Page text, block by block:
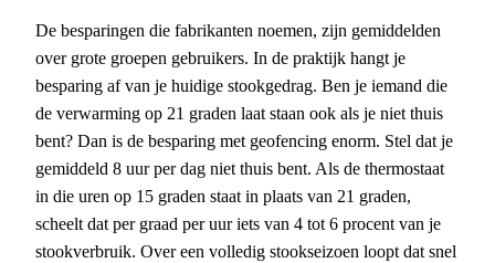
De besparingen die fabrikanten noemen, zijn gemiddelden
over grote groepen gebruikers. In de praktijk hangt je
besparing af van je huidige stookgedrag. Ben je iemand die
de verwarming op 21 graden laat staan ook als je niet thuis
bent? Dan is de besparing met geofencing enorm. Stel dat je
gemiddeld 8 uur per dag niet thuis bent. Als de thermostaat
in die uren op 15 graden staat in plaats van 21 graden,
scheelt dat per graad per uur iets van 4 tot 6 procent van je
stookverbruik. Over een volledig stookseizoen loopt dat snel